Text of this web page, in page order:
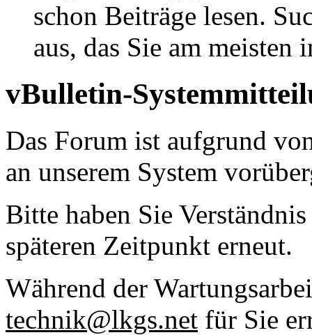
schon Beiträge lesen.
aus, das Sie am meisten
vBulletin-
Das Forum ist aufgrund
an unserem System
Bitte haben Sie
späteren Zeitpunkt erneut.
Während der
technik@lkgs.net für Sie